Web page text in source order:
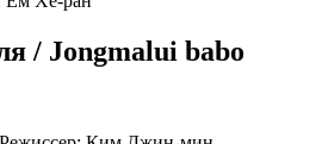
/ Jongmalui babo